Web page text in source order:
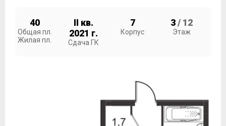
40
Общая пл.
Жилая пл.
II кв.
2021 г.
Сдача ГК
7
Корпус
3/ 12
Этаж